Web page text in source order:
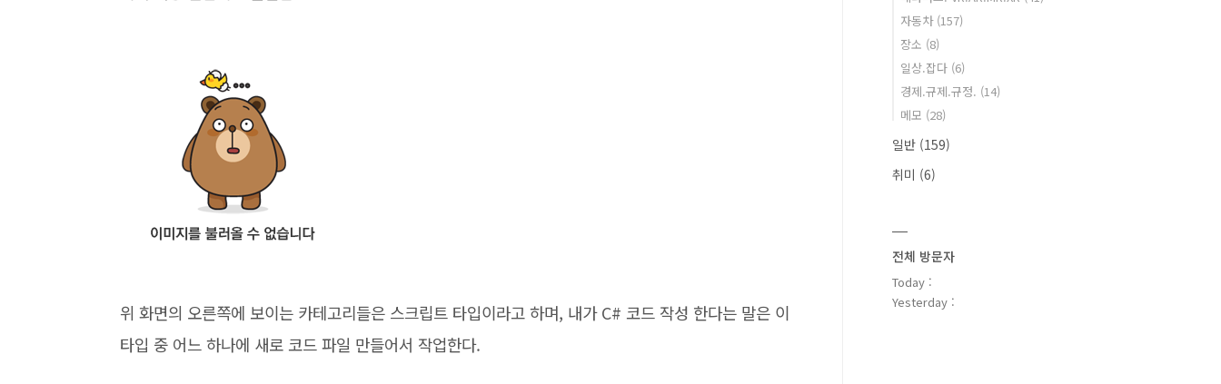
위 화면의 오른쪽에 보이는 카테고리들은 스크립트 타입이라고 하며, 내가 C# 코드 작성 한다는 말은 이
타입 중 어느 하나에 새로 코드 파일 만들어서 작업한다.
자동차 (157)
장소 (8)
일상.잡다 (6)
경제.규제.규정. (14)
메모 (28)
일반 (159)
취미 (6)
전체 방문자
Today :
Yesterday :